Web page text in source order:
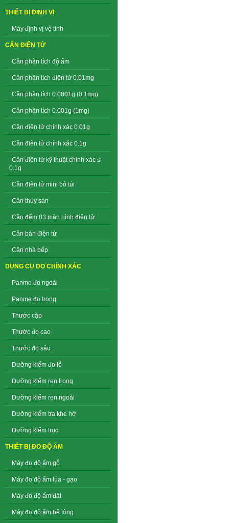
THIẾT BỊ ĐỊNH VỊ
Máy định vị vệ tinh
CÂN ĐIỆN TỬ
Cân phân tích độ ẩm
Cân phân tích điện tử 0.01mg
Cân phân tích 0.0001g (0.1mg)
Cân phân tích 0.001g (1mg)
Cân điện tử chính xác 0.01g
Cân điện tử chính xác 0.1g
Cân điện tử kỹ thuật chính xác ≤
0.1g
Cân điện tử mini bỏ túi
Cân thủy sản
Cân đếm 03 màn hình điện tử
Cân bàn điện tử
Cân nhà bếp
DỤNG CỤ DO CHÍNH XÁC
Panme đo ngoài
Panme đo trong
Thước cặp
Thước đo cao
Thước đo sâu
Dưỡng kiểm đo lỗ
Dưỡng kiểm ren trong
Dưỡng kiểm ren ngoài
Dưỡng kiểm tra khe hở
Dưỡng kiểm trục
THIẾT BỊ ĐO ĐỘ ẨM
Máy đo độ ẩm gỗ
Máy đo độ ẩm lúa - gạo
Máy đo độ ẩm đất
Máy đo độ ẩm bê tông